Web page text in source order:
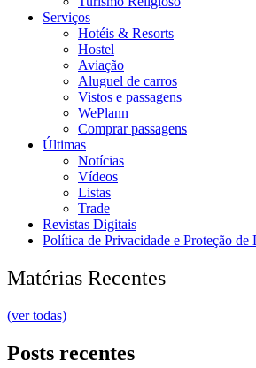
Serviços
Hotéis & Resorts
Hostel
Aviação
Aluguel de carros
Vistos e passagens
WePlann
Comprar passagens
Últimas
Notícias
Vídeos
Listas
Trade
Revistas Digitais
Política de Privacidade e Proteção de
Matérias Recentes
(ver todas)
Posts recentes